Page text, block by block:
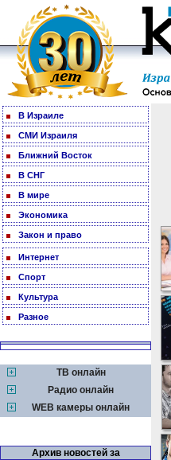
В Израиле
СМИ Израиля
Ближний Восток
В СНГ
В мире
Экономика
Закон и право
Интернет
Спорт
Культура
Разное
ТВ онлайн
Радио онлайн
WEB камеры онлайн
Архив новостей за